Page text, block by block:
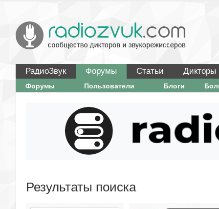
РадиоЗвук Форумы Статьи Дикторы
Форумы Пользователи Блоги
Результаты поиска